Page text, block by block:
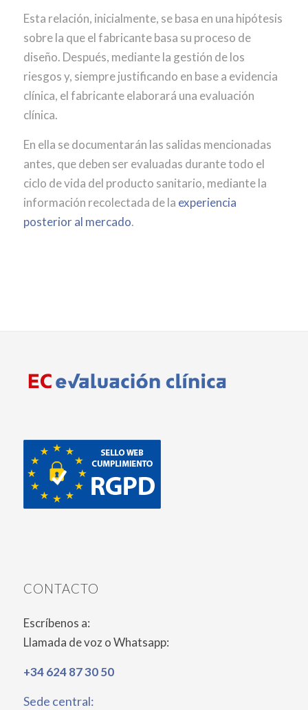
Esta relación, inicialmente, se basa en una hipótesis
sobre la que el fabricante basa su proceso de
diseño. Después, mediante la gestión de los
riesgos y, siempre justificando en base a evidencia
clínica, el fabricante elaborará una evaluación
clínica.
En ella se documentarán las salidas mencionadas
antes, que deben ser evaluadas durante todo el
ciclo de vida del producto sanitario, mediante la
información recolectada de la experiencia
posterior al mercado.
CONTACTO
Escríbenos a:
Llamada de voz o Whatsapp:
+34 624 87 30 50
Sede central: